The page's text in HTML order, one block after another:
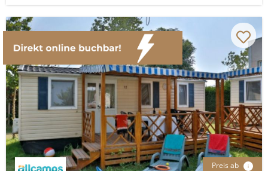
Preis ab i